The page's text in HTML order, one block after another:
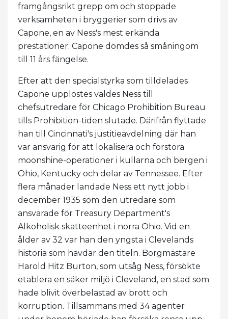
framgångsrikt grepp om och stoppade
verksamheten i bryggerier som drivs av
Capone, en av Ness's mest erkända
prestationer. Capone dömdes så småningom
till 11 års fängelse.
Efter att den specialstyrka som tilldelades
Capone upplöstes valdes Ness till
chefsutredare för Chicago Prohibition Bureau
tills Prohibition-tiden slutade. Därifrån flyttade
han till Cincinnati's justitieavdelning där han
var ansvarig för att lokalisera och förstöra
moonshine-operationer i kullarna och bergen i
Ohio, Kentucky och delar av Tennessee. Efter
flera månader landade Ness ett nytt jobb i
december 1935 som den utredare som
ansvarade för Treasury Department's
Alkoholisk skatteenhet i norra Ohio. Vid en
ålder av 32 var han den yngsta i Clevelands
historia som hävdar den titeln. Borgmästare
Harold Hitz Burton, som utsåg Ness, försökte
etablera en säker miljö i Cleveland, en stad som
hade blivit överbelastad av brott och
korruption. Tillsammans med 34 agenter